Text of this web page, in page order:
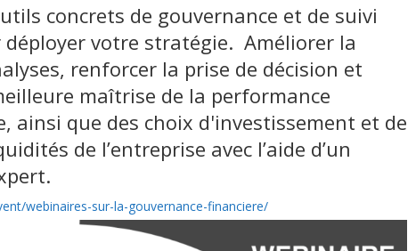
concrets de gouvernance et de suivi
votre stratégie. Améliorer la
renforcer la prise de décision et
maîtrise de la performance
ainsi que des choix d'investissement et de
de l’entreprise avec l’aide d’un
webinaires-sur-la-gouvernance-financiere/